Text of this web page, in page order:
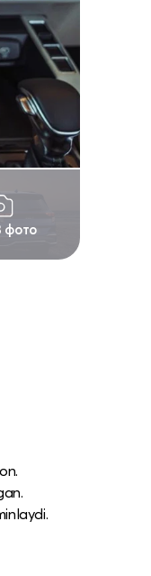
фото